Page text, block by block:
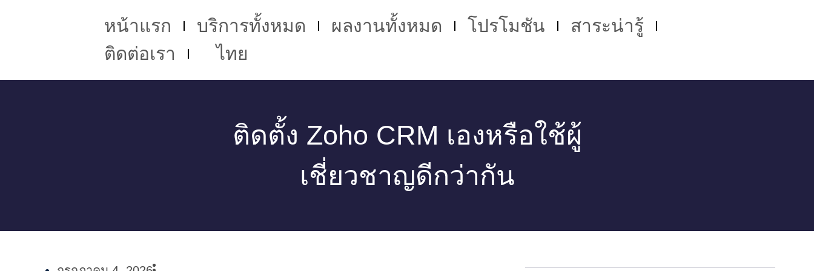
หน้าแรก บริการทั้งหมด ผลงานทั้งหมด โปรโมชัน
สาระน่ารู้
ติดต่อเรา
ไทย
ติดตั้ง Zoho CRM เองหรือใช้ผู้
เชี่ยวชาญดีกว่ากัน